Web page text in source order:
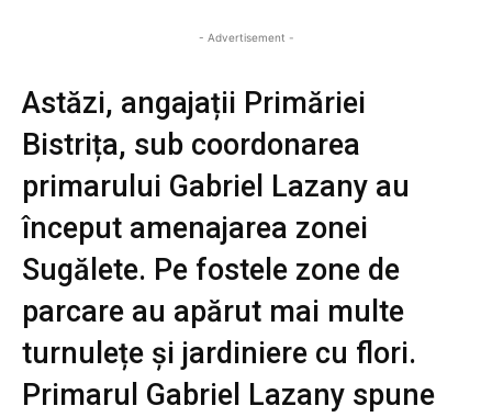
- Advertisement -
Astăzi, angajații Primăriei
Bistrița, sub coordonarea
primarului Gabriel Lazany au
început amenajarea zonei
Sugălete. Pe fostele zone de
parcare au apărut mai multe
turnulețe și jardiniere cu flori.
Primarul Gabriel Lazany spune